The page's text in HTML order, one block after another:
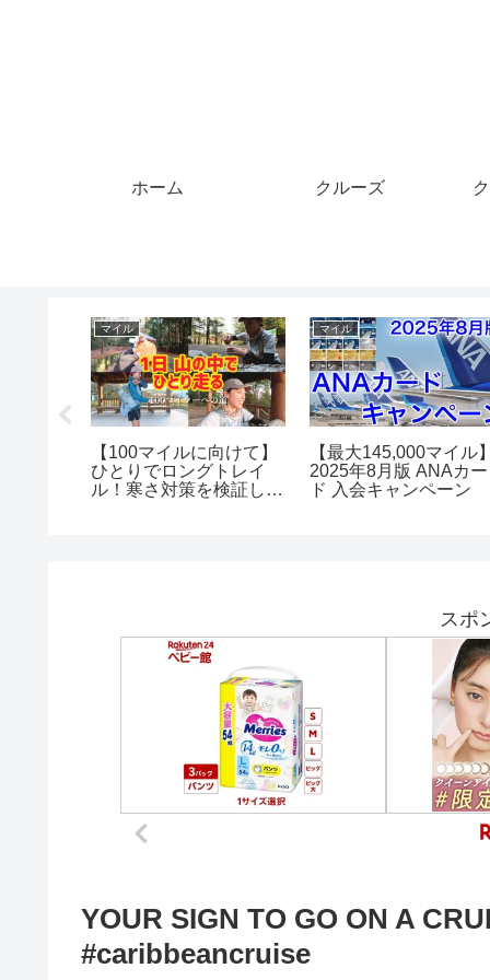
ホーム クルーズ
マイル
【100マイルに向けて】
ひとりでロングトレイ
ル！寒さ対策を検証した
マイル
【最大145,000マイル
2025年8月版 ANAカー
ド 入会キャンペーン
スポ
YOUR SIGN TO GO ON A
#caribbeancruise